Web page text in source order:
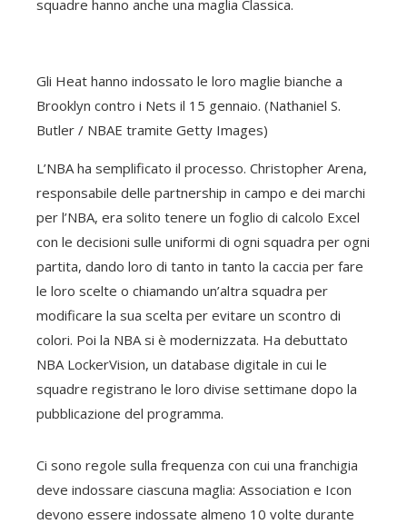
squadre hanno anche una maglia Classica.
Gli Heat hanno indossato le loro maglie bianche a
Brooklyn contro i Nets il 15 gennaio. (Nathaniel S.
Butler / NBAE tramite Getty Images)
L’NBA ha semplificato il processo. Christopher Arena,
responsabile delle partnership in campo e dei marchi
per l’NBA, era solito tenere un foglio di calcolo Excel
con le decisioni sulle uniformi di ogni squadra per ogni
partita, dando loro di tanto in tanto la caccia per fare
le loro scelte o chiamando un’altra squadra per
modificare la sua scelta per evitare un scontro di
colori. Poi la NBA si è modernizzata. Ha debuttato
NBA LockerVision, un database digitale in cui le
squadre registrano le loro divise settimane dopo la
pubblicazione del programma.
Ci sono regole sulla frequenza con cui una franchigia
deve indossare ciascuna maglia: Association e Icon
devono essere indossate almeno 10 volte durante